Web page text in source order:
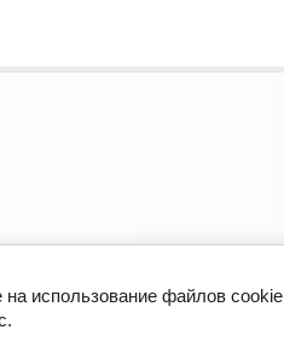
использование файлов